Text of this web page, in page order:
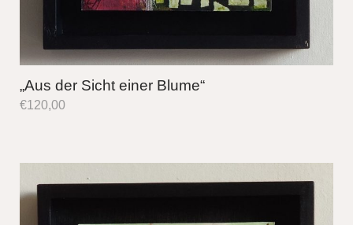
„Aus der Sicht einer Blume“
€120,00